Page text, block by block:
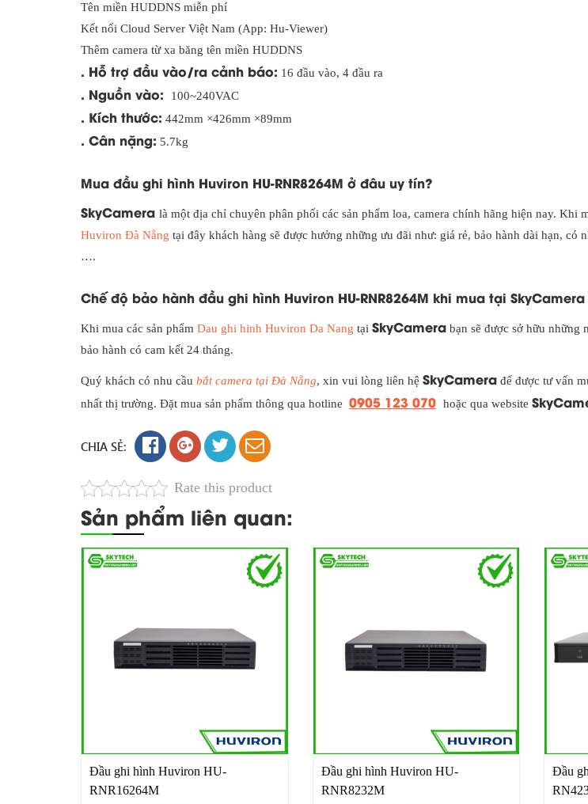
Tên miền HUDDNS miễn phí
Kết nối Cloud Server Việt Nam (App: Hu-Viewer)
Thêm camera từ xa băng tên miền HUDDNS
. Hỗ trợ đầu vào/ra cảnh báo: 16 đầu vào, 4 đầu ra
. Nguồn vào: 100~240VAC
. Kích thước: 442mm ×426mm ×89mm
. Cân nặng: 5.7kg
Mua đầu ghi hình Huviron HU-RNR8264M ở đâu uy tín?
SkyCamera là một địa chỉ chuyên phân phối các sản phẩm loa, camera chính hãng hiện nay. Khi
Huviron Đà Nẵng tại đây khách hàng sẽ được hưởng những ưu đãi như: giá rẻ, bảo hành dài hạn, có
….
Chế độ bảo hành đầu ghi hình Huviron HU-RNR8264M khi mua tại SkyCamera
Khi mua các sản phẩm Dau ghi hinh Huviron Da Nang tại SkyCamera bạn sẽ được sở hữu những
bảo hành có cam kết 24 tháng.
Quý khách có nhu cầu bắt camera tại Đà Nẵng, xin vui lòng liên hệ SkyCamera để được tư vấn
nhất thị trường. Đặt mua sản phẩm thông qua hotline 0905 123 070 hoặc qua website
CHIA SẺ:
Rate this product
Sản phẩm liên quan:
Đầu ghi hình Huviron HU-
RNR16264M
Đầu ghi hình Huviron HU-
RNR8232M
Đầu